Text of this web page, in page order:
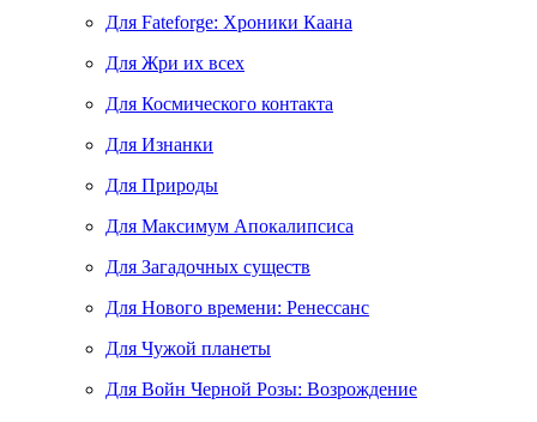
Для Fateforge: Хроники Каана
Для Жри их всех
Для Космического контакта
Для Изнанки
Для Природы
Для Максимум Апокалипсиса
Для Загадочных существ
Для Нового времени: Ренессанс
Для Чужой планеты
Для Войн Черной Розы: Возрождение